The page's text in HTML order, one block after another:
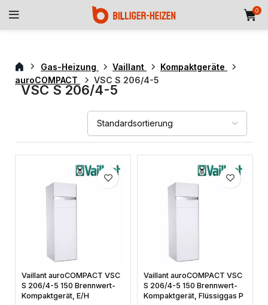
0
Gas-Heizung Vaillant
Kompaktgeräte
auroCOMPACT
VSC S 206/4-5
VSC S 206/4-5
Vaillant auroCOMPACT VSC
S 206/4-5 150 Brennwert-
Kompaktgerät, E/H
Vaillant auroCOMPACT VSC
S 206/4-5 150 Brennwert-
Kompaktgerät, Flüssiggas P